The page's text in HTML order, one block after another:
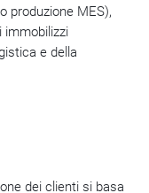
produzione MES),
immobilizzi
e della
dei clienti si basa